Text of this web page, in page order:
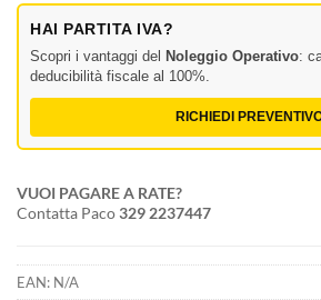
HAI PARTITA IVA?
Scopri i vantaggi del Noleggio Operativo:
deducibilità fiscale al 100%.
RICHIEDI
VUOI PAGARE A RATE?
Contatta Paco329 2237447
EAN: N/A